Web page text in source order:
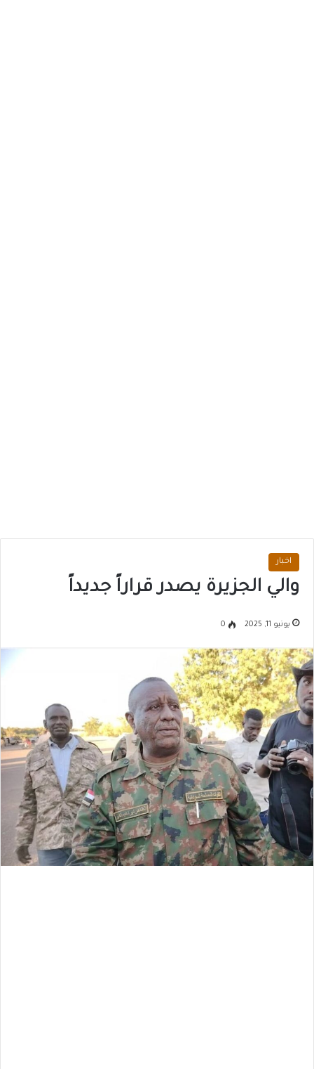
اخبار
والي الجزيرة يصدر قراراً جديداً
يونيو 11, 2025 0